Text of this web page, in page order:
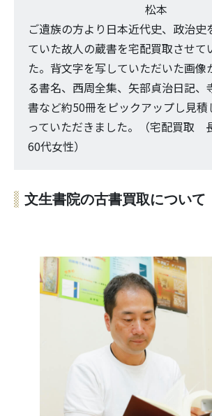
松本
ご遺族の方より日本近代史、政治史
ていた故人の蔵書を宅配買取させて
た。背文字を写していただいた画像
る書名、西周全集、矢部貞治日記、
書など約50冊をピックアップし見積
っていただきました。（宅配買取
60代女性）
文生書院の古書買取について